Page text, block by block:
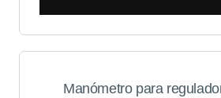
Manómetro para